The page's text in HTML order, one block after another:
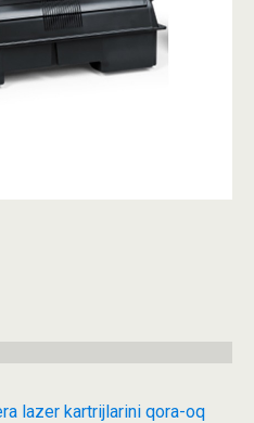
lazer kartrijlarini qora-oq